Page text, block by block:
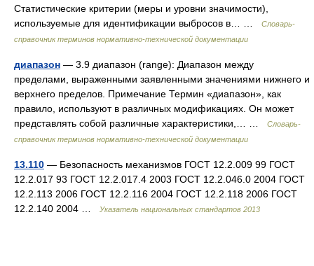
Статистические критерии (меры и уровни значимости),
используемые для идентификации выбросов в… …
Словарь-
справочник терминов нормативно-технической документации
диапазон — 3.9 диапазон (range): Диапазон между
пределами, выраженными заявленными значениями нижнего и
верхнего пределов. Примечание Термин «диапазон», как
правило, используют в различных модификациях. Он может
представлять собой различные характеристики,… …
Словарь-
справочник терминов нормативно-технической документации
13.110 — Безопасность механизмов ГОСТ 12.2.009 99 ГОСТ
12.2.017 93 ГОСТ 12.2.017.4 2003 ГОСТ 12.2.046.0 2004 ГОСТ
12.2.113 2006 ГОСТ 12.2.116 2004 ГОСТ 12.2.118 2006 ГОСТ
12.2.140 2004 …
Указатель национальных стандартов 2013